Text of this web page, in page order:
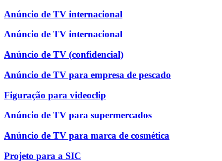
Anúncio de TV internacional
Anúncio de TV internacional
Anúncio de TV (confidencial)
Anúncio de TV para empresa de pescado
Figuração para videoclip
Anúncio de TV para supermercados
Anúncio de TV para marca de cosmética
Projeto para a SIC